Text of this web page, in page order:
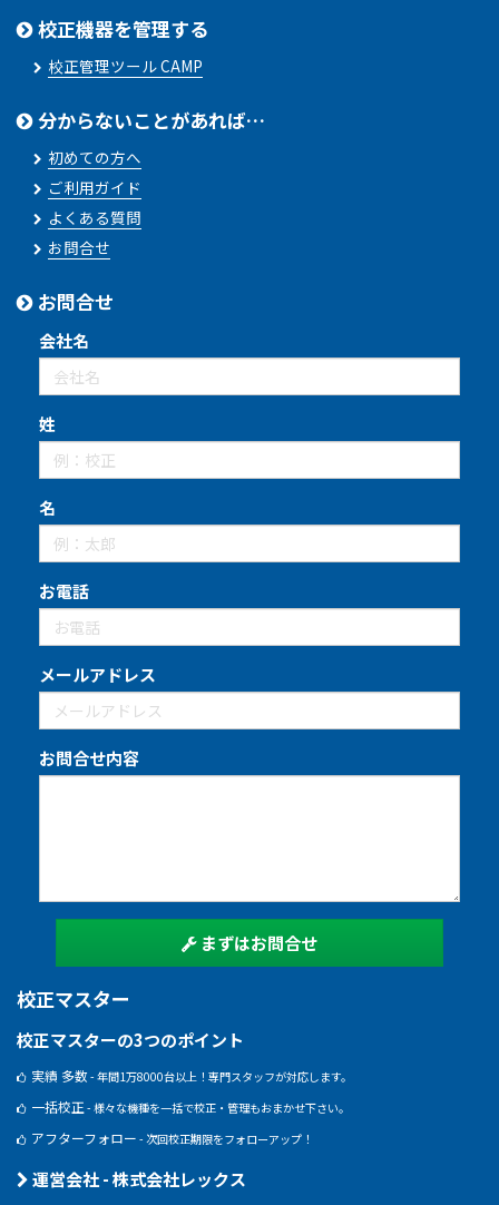
校正機器を管理する
校正管理ツール CAMP
分からないことがあれば…
初めての方へ
ご利用ガイド
よくある質問
お問合せ
お問合せ
会社名
姓
名
お電話
メールアドレス
お問合せ内容
まずはお問合せ
校正マスター
校正マスターの3つのポイント
実績 多数- 年間1万8000台以上！専門スタッフが対応します。
一括校正 - 様々な機種を一括で校正・管理もおまかせ下さい。
アフターフォロー - 次回校正期限をフォローアップ！
運営会社 - 株式会社レックス